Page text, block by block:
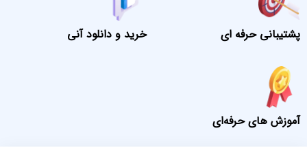
پشتیبانی حرفه ای خرید و دانلود آنی
آموزش های حرفه‌ای